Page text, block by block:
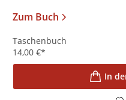
Zum Buch
Taschenbuch
14,00 €*
In